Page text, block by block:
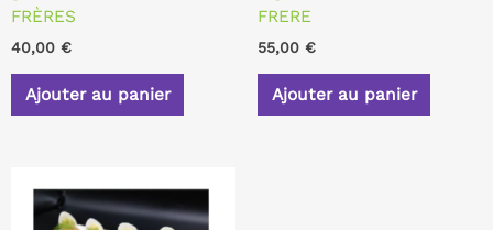
FRÈRES
40,00 €
Ajouter au panier
FRERE
55,00 €
Ajouter au panier